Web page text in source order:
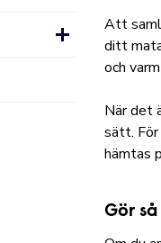
Att
ditt
och
När det
sätt. För
hämtas
Gör